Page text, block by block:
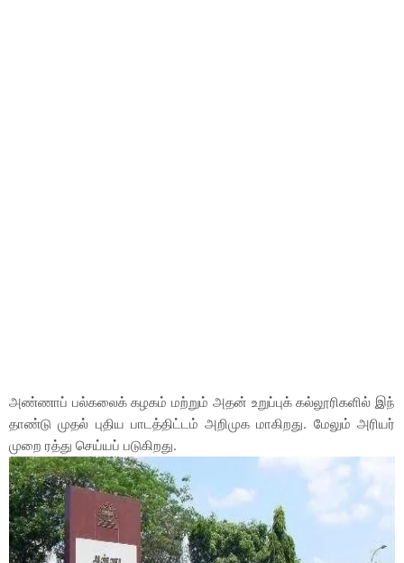
அண்ணாப் பல்கலைக் கழகம் மற்றும் அதன் உறுப்புக் கல்லூரிகளில் இந்
தாண்டு முதல் புதிய பாடத்திட்டம் அறிமுக மாகிறது. மேலும் அரியர்
முறை ரத்து செய்யப் படுகிறது.